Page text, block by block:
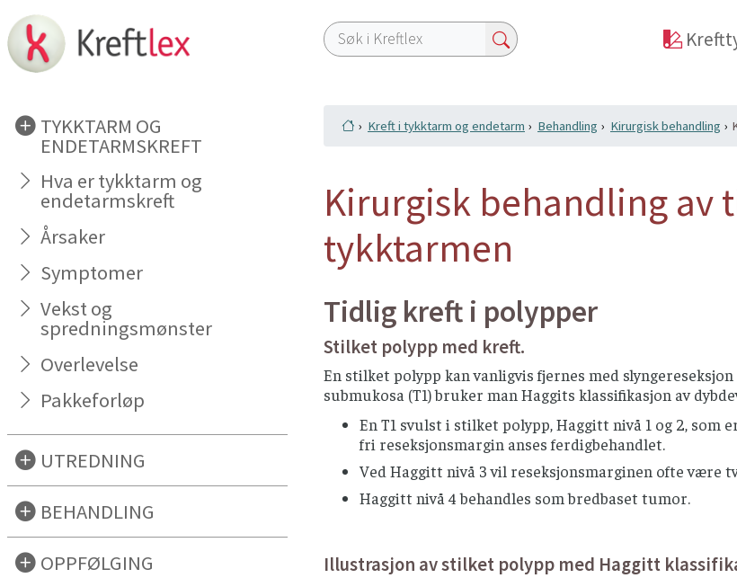
TYKKTARM OG
ENDETARMSKREFT
Hva er tykktarm og
endetarmskreft
Årsaker
Symptomer
Vekst og
spredningsmønster
Overlevelse
Pakkeforløp
UTREDNING
BEHANDLING
OPPFØLGING
Kreft i tykktarm og endetarm Behandling Kirurgisk behandling
Kirurgisk behandling
tykktarmen
Tidlig kreft i polypper
Stilket polypp med kreft.
En stilket polypp kan vanligvis fjernes med
submukosa (T1) bruker man Haggits klassifikasjon av
En T1 svulst i stilket polypp, Haggitt nivå 1 og 2, som
fri reseksjonsmargin anses ferdigbehandlet.
Ved Haggitt nivå 3 vil reseksjonsmarginen ofte være
Haggitt nivå 4 behandles som bredbaset tumor.
Illustrasjon av stilket polypp med Haggitt